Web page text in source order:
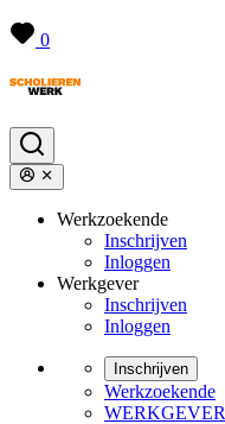
0
Werkzoekende
Inschrijven
Inloggen
Werkgever
Inschrijven
Inloggen
Inschrijven
Werkzoekende
WERKGEVER